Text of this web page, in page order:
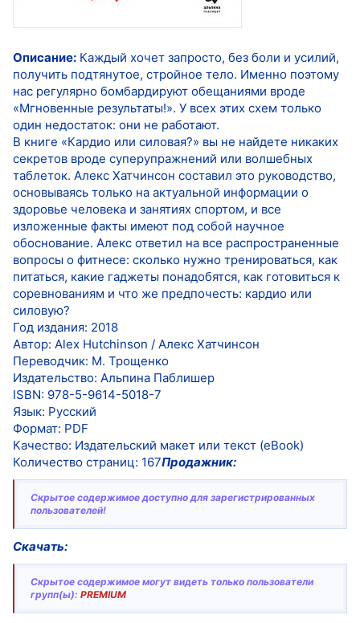
Описание: Каждый хочет запросто, без боли и усилий,
получить подтянутое, стройное тело. Именно поэтому
нас регулярно бомбардируют обещаниями вроде
«Мгновенные результаты!». У всех этих схем только
один недостаток: они не работают.
В книге «Кардио или силовая?» вы не найдете никаких
секретов вроде суперупражнений или волшебных
таблеток. Алекс Хатчинсон составил это руководство,
основываясь только на актуальной информации о
здоровье человека и занятиях спортом, и все
изложенные факты имеют под собой научное
обоснование. Алекс ответил на все распространенные
вопросы о фитнесе: сколько нужно тренироваться, как
питаться, какие гаджеты понадобятся, как готовиться к
соревнованиям и что же предпочесть: кардио или
силовую?
Год издания: 2018
Автор: Alex Hutchinson / Алекс Хатчинсон
Переводчик: М. Трощенко
Издательство: Альпина Паблишер
ISBN: 978-5-9614-5018-7
Язык: Русский
Формат: PDF
Качество: Издательский макет или текст (eBook)
Количество страниц: 167Продажник:
Скрытое содержимое доступно для зарегистрированных
пользователей!
Скачать:
Скрытое содержимое могут видеть только пользователи
групп(ы): PREMIUM